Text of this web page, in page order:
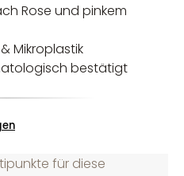
Rose und pinkem
Mikroplastik
bestätigt
für diese